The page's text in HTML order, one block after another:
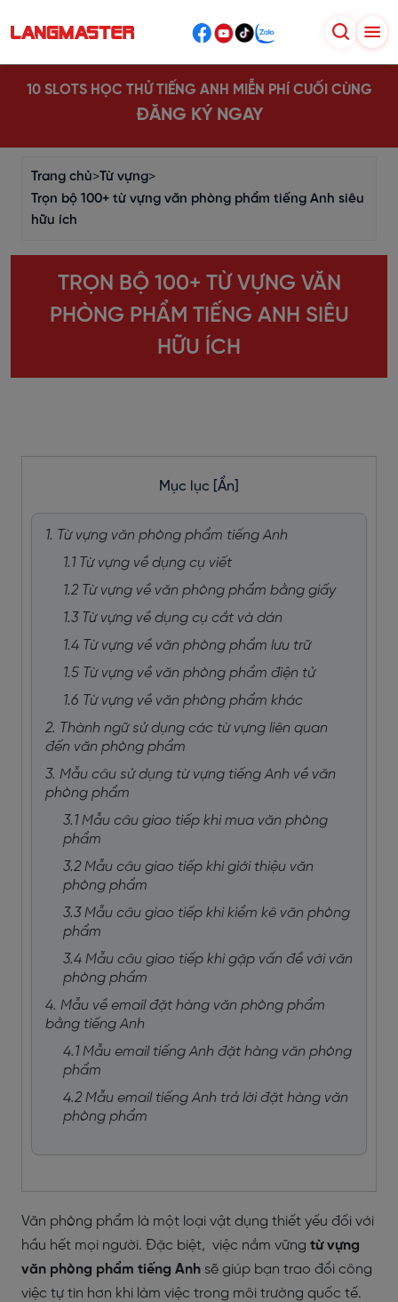
10 SLOTS HỌC THỬ TIẾNG ANH MIỄN PHÍ CUỐI CÙNG
ĐĂNG KÝ NGAY
Trang chủ>Từ vựng>
Trọn bộ 100+ từ vựng văn phòng phẩm tiếng Anh siêu
hữu ích
TRỌN BỘ 100+ TỪ VỰNG VĂN
PHÒNG PHẨM TIẾNG ANH SIÊU
HỮU ÍCH
Mục lục [Ẩn]
1. Từ vựng văn phòng phẩm tiếng Anh
1.1 Từ vựng về dụng cụ viết
1.2 Từ vựng về văn phòng phẩm bằng giấy
1.3 Từ vựng về dụng cụ cắt và dán
1.4 Từ vựng về văn phòng phẩm lưu trữ
1.5 Từ vựng về văn phòng phẩm điện tử
1.6 Từ vựng về văn phòng phẩm khác
2. Thành ngữ sử dụng các từ vựng liên quan
đến văn phòng phẩm
3. Mẫu câu sử dụng từ vựng tiếng Anh về văn
phòng phẩm
3.1 Mẫu câu giao tiếp khi mua văn phòng
phẩm
3.2 Mẫu câu giao tiếp khi giới thiệu văn
phòng phẩm
3.3 Mẫu câu giao tiếp khi kiểm kê văn phòng
phẩm
3.4 Mẫu câu giao tiếp khi gặp vấn đề với văn
phòng phẩm
4. Mẫu về email đặt hàng văn phòng phẩm
bằng tiếng Anh
4.1 Mẫu email tiếng Anh đặt hàng văn phòng
phẩm
4.2 Mẫu email tiếng Anh trả lời đặt hàng văn
phòng phẩm
Văn phòng phẩm là một loại vật dụng thiết yếu đối với
hầu hết mọi người. Đặc biệt, việc nắm vững từ vựng
văn phòng phẩm tiếng Anh sẽ giúp bạn trao đổi công
việc tự tin hơn khi làm việc trong môi trường quốc tế.